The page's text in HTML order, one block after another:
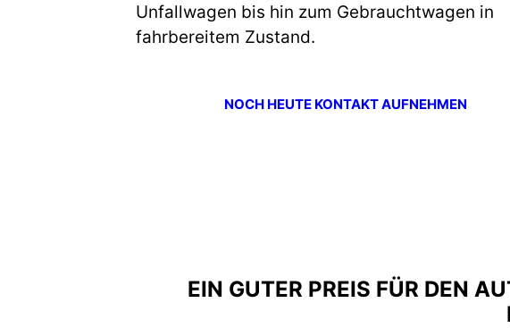
Unfallwagen bis hin zum Gebrauchtwagen in
fahrbereitem Zustand.
NOCH HEUTE KONTAKT AUFNEHMEN
EIN GUTER PREIS FÜR DEN